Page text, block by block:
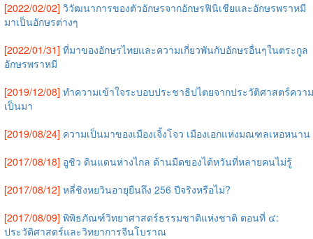
[2022/02/02] วิวัฒนาการของตัวอักษรจากอักษรฟินิเชียและอักษรพราหมี
มาเป็นอักษรต่างๆ
[2022/01/31] ที่มาของอักษรไทยและความเกี่ยวพันกับอักษรอื่นๆในตระกูล
อักษรพราหมี
[2019/12/08] ทำความเข้าใจระบอบประชาธิปไตยจากประวัติศาสตร์ความ
เป็นมา
[2019/08/24] ความเป็นมาของเมืองเจิ้งโจว เมืองเอกแห่งมณฑลเหอหนาน
[2017/08/18] อูชิว ดินแดนห่างไกล ด้านมืดของไต้หวันที่หลายคนไม่รู้
[2017/08/12] หลี่ชิงหยวินอายุยืนถึง 256 ปีจริงหรือไม่?
[2017/08/09] พิพิธภัณฑ์วิทยาศาสตร์ธรรมชาติแห่งชาติ ตอนที่ ๔:
ประวัติศาสตร์และวิทยาการจีนโบราณ